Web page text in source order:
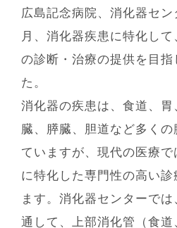
広島記念病院、消化器セ
⽉、消化器疾患に特化し
の診断・治療の提供を⽬
た。
消化器の疾患は、⾷道、
臓、膵臓、胆道など多く
ていますが、現代の医療
に特化した専⾨性の⾼い
ます。消化器センターで
通して、上部消化管（⾷